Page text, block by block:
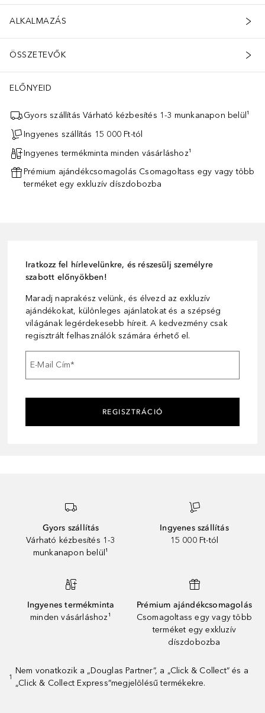
ALKALMAZÁS
ÖSSZETEVŐK
ELŐNYEID
Gyors szállítás Várható kézbesítés 1-3 munkanapon belül¹
Ingyenes szállítás 15 000 Ft-tól
Ingyenes termékminta minden vásárláshoz¹
Prémium ajándékcsomagolás Csomagoltass egy vagy több
terméket egy exkluzív díszdobozba
Iratkozz fel hírlevelünkre, és részesülj személyre
szabott előnyökben!
Maradj naprakész velünk, és élvezd az exkluzív
ajándékokat, különleges ajánlatokat és a szépség
világának legérdekesebb híreit. A kedvezmény csak
regisztrált felhasználók számára érhető el.
E-Mail Cím*
REGISZTRÁCIÓ
Gyors szállítás
Várható kézbesítés 1-3
munkanapon belül¹
Ingyenes szállítás
15 000 Ft-tól
Ingyenes termékminta
minden vásárláshoz¹
Prémium ajándékcsomagolás
Csomagoltass egy vagy több
terméket egy exkluzív
díszdobozba
1
Nem vonatkozik a „Douglas Partner”, a „Click & Collect” és a
„Click & Collect Express”megjelölésű termékekre.